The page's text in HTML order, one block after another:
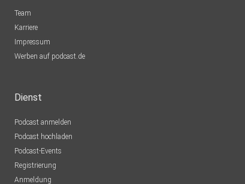
Team
Karriere
Impressum
Werben auf podcast.de
Dienst
Podcast anmelden
Podcast hochladen
Podcast-Events
Registrierung
Anmeldung